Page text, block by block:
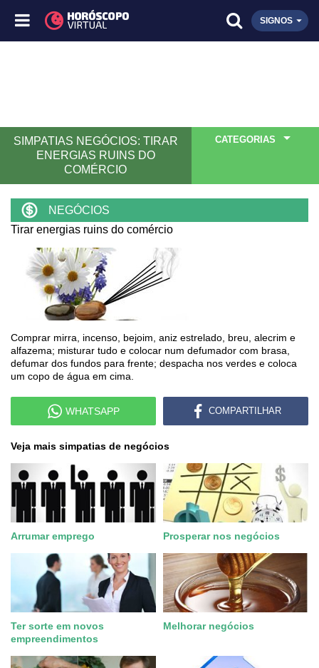
SIGNOS
SIMPATIAS NEGÓCIOS: TIRAR
ENERGIAS RUINS DO
COMÉRCIO
CATEGORIAS
NEGÓCIOS
Tirar energias ruins do comércio
Comprar mirra, incenso, bejoim, aniz estrelado, breu, alecrim e
alfazema; misturar tudo e colocar num defumador com brasa,
defumar dos fundos para frente; despacha nos verdes e coloca
um copo de água em cima.
WHATSAPP COMPARTILHAR
Veja mais simpatias de negócios
Arrumar emprego Prosperar nos negócios
Ter sorte em novos
empreendimentos
Melhorar negócios